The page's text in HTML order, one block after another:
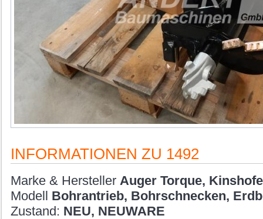
INFORMATIONEN ZU 1492
Marke & Hersteller Auger Torque,
Modell Bohrantrieb, Bohrschnecken,
Zustand: NEU, NEUWARE